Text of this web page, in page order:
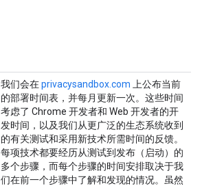
我们会在privacysandbox.com 上公布当前
的部署时间表，并每月更新一次。这些时间
考虑了 Chrome 开发者和 Web 开发者的开
发时间，以及我们从更广泛的生态系统收到
的有关测试和采用新技术所需时间的反馈。
每项技术都要经历从测试到发布（启动）的
多个步骤，而每个步骤的时间安排取决于我
们在前一个步骤中了解和发现的情况。虽然